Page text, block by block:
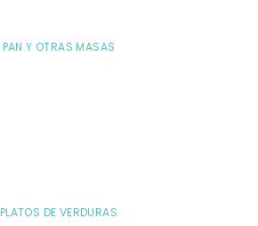
PAN Y OTRAS MASAS
PLATOS DE VERDURAS